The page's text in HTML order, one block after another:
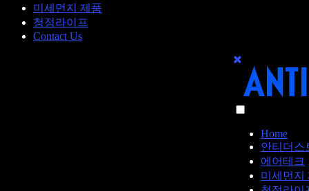
미세먼지 제품
청정라이프
Contact Us
Home
안티더스
에어테크
미세먼지